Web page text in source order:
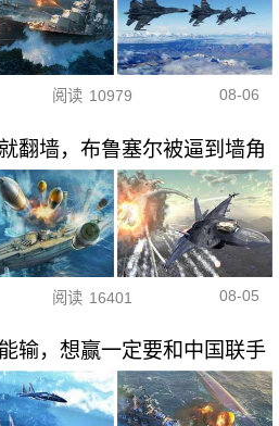
阅读 10979 08-06
翻墙，布鲁塞尔被逼到墙角
阅读 16401 08-05
输，想赢一定要和中国联手